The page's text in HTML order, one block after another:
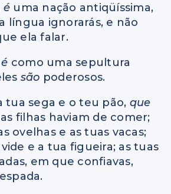
é uma nação antiqüíssima,
língua ignorarás, e não
ela falar.
é como uma sepultura
são poderosos.
tua sega e o teu pão, que
filhas haviam de comer;
ovelhas e as tuas vacas;
e a tua figueira; as tuas
em que confiavas,